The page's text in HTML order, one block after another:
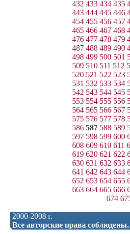
432 433 434 435
443 444 445 446
454 455 456 457
465 466 467 468
476 477 478 479
487 488 489 490
498 499 500 501
509 510 511 512
520 521 522 523
531 532 533 534
542 543 544 545
553 554 555 556
564 565 566 567
575 576 577 578
586 587 588 589
597 598 599 600
608 609 610 611
619 620 621 622
630 631 632 633
641 642 643 644
652 653 654 655
663 664 665 666
674
2000-2008 г.
Все авторские права соблюдены.